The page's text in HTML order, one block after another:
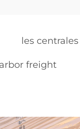
les
freight